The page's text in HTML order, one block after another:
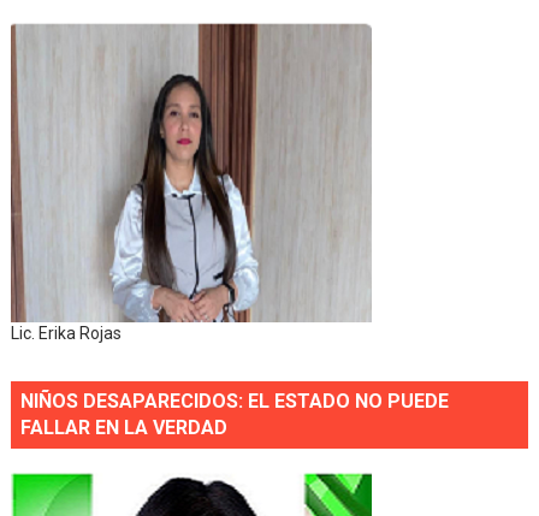
Lic. Erika Rojas
NIÑOS DESAPARECIDOS: EL ESTADO NO PUEDE
FALLAR EN LA VERDAD